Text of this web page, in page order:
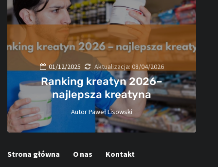
01/12/2025 Aktualizacja: 08/04/2026
Ranking kreatyn 2026–
najlepsza kreatyna
AutorPaweł Lisowski
60
Strona główna O nas Kontakt